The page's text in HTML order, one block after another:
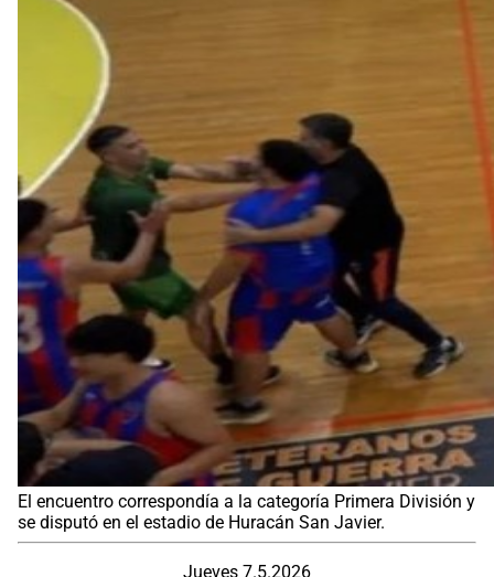
El encuentro correspondía a la categoría Primera División y
se disputó en el estadio de Huracán San Javier.
Jueves 7.5.2026